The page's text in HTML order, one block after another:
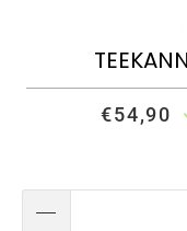
€54,90